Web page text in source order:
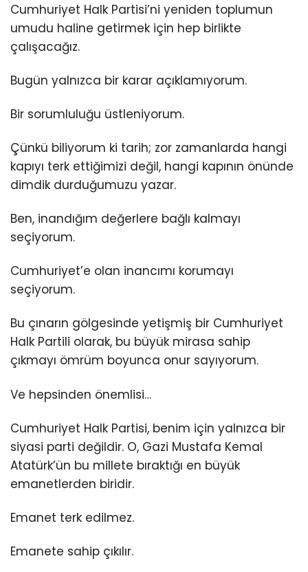
Cumhuriyet Halk Partisi’ni yeniden toplumun
umudu haline getirmek için hep birlikte
çalışacağız.
Bugün yalnızca bir karar açıklamıyorum.
Bir sorumluluğu üstleniyorum.
Çünkü biliyorum ki tarih; zor zamanlarda hangi
kapıyı terk ettiğimizi değil, hangi kapının önünde
dimdik durduğumuzu yazar.
Ben, inandığım değerlere bağlı kalmayı
seçiyorum.
Cumhuriyet’e olan inancımı korumayı
seçiyorum.
Bu çınarın gölgesinde yetişmiş bir Cumhuriyet
Halk Partili olarak, bu büyük mirasa sahip
çıkmayı ömrüm boyunca onur sayıyorum.
Ve hepsinden önemlisi…
Cumhuriyet Halk Partisi, benim için yalnızca bir
siyasi parti değildir. O, Gazi Mustafa Kemal
Atatürk’ün bu millete bıraktığı en büyük
emanetlerden biridir.
Emanet terk edilmez.
Emanete sahip çıkılır.